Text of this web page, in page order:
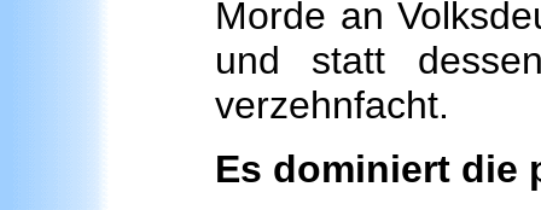
Morde an
und statt
verzehnfacht.
Es dominiert die